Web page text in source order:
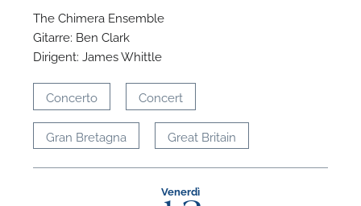
The Chimera Ensemble
Gitarre: Ben Clark
Dirigent: James Whittle
Concerto Concert
Gran Bretagna Great Britain
Venerdì